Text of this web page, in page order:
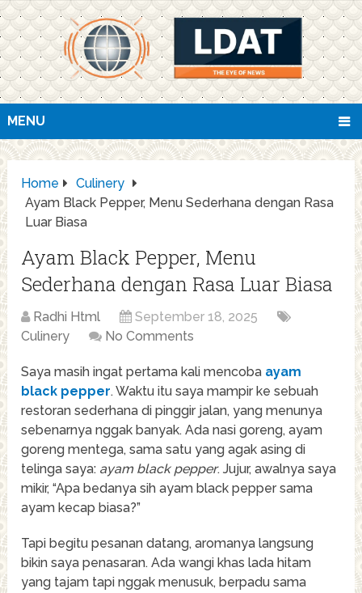
MENU
Home
Culinery
Ayam Black Pepper, Menu Sederhana dengan Rasa
Luar Biasa
Ayam Black Pepper, Menu
Sederhana dengan Rasa Luar Biasa
Radhi Html
September 18, 2025
Culinery
No Comments
Saya masih ingat pertama kali mencoba ayam
black pepper. Waktu itu saya mampir ke sebuah
restoran sederhana di pinggir jalan, yang menunya
sebenarnya nggak banyak. Ada nasi goreng, ayam
goreng mentega, sama satu yang agak asing di
telinga saya: ayam black pepper. Jujur, awalnya saya
mikir, “Apa bedanya sih ayam black pepper sama
ayam kecap biasa?”
Tapi begitu pesanan datang, aromanya langsung
bikin saya penasaran. Ada wangi khas lada hitam
yang tajam tapi nggak menusuk, berpadu sama